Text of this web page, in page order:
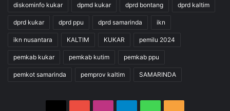
diskominfo kukar dpmd kukar dprd bontang dprd kaltim
dprd kukar dprd ppu dprd samarinda ikn
ikn nusantara KALTIM KUKAR pemilu 2024
pemkab kukar pemkab kutim pemkab ppu
pemkot samarinda pemprov kaltim SAMARINDA